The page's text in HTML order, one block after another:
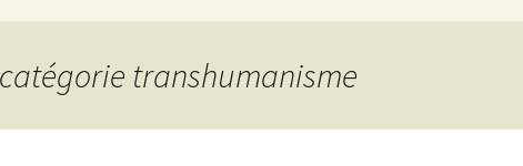
transhumanisme